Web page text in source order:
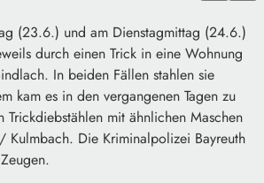
(23.6.) und am Dienstagmittag (24.6.)
durch einen Trick in eine Wohnung
In beiden Fällen stahlen sie
kam es in den vergangenen Tagen zu
Trickdiebstählen mit ähnlichen Maschen
Kulmbach. Die Kriminalpolizei Bayreuth